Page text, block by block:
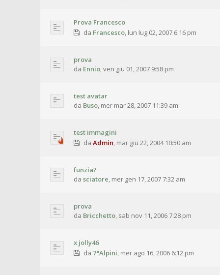
Prova Francesco
da Francesco, lun lug 02, 2007 6:16 pm
prova
da Ennio,ven giu 01, 2007 9:58 pm
test avatar
da Buso, mer mar 28, 2007 11:39 am
test immagini
da Admin, mar giu 22, 2004 10:50 am
funzia?
da sciatore, mer gen 17, 2007 7:32 am
prova
da Bricchetto, sab nov 11, 2006 7:28 pm
x jolly46
da 7°Alpini, mer ago 16, 2006 6:12 pm